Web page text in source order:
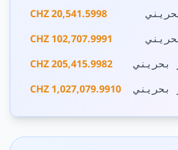
20,541.5998 CHZ
102,707.9991 CHZ
205,415.9982 CHZ
1,027,079.9910 CHZ